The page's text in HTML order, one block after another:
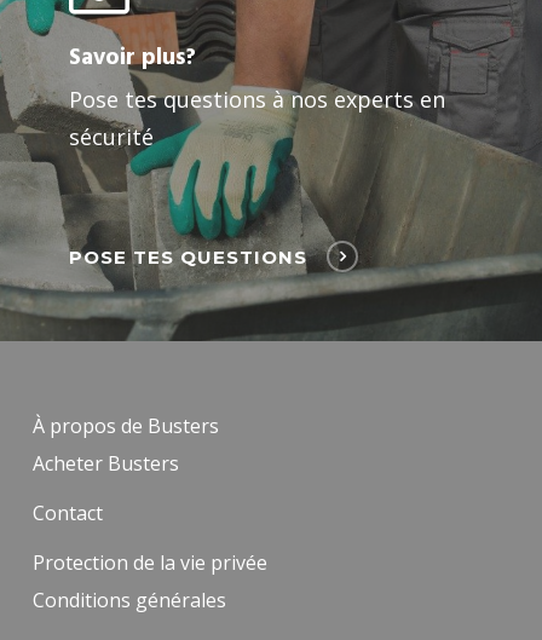
Savoir plus?
Pose tes questions à nos experts en
sécurité
POSE TES QUESTIONS
À propos de Busters
Acheter Busters
Contact
Protection de la vie privée
Conditions générales